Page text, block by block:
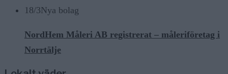
18/3Nya bolag
NordHem Måleri AB registrerat – måleriföretag i
Norrtälje